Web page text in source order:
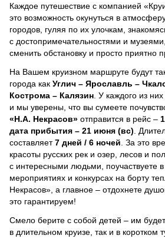
Каждое путешествие с компанией
это возможность окунуться в
городов, гуляя по их улочкам,
с достопримечательностями и
сменить обстановку и просто приятно
На Вашем круизном маршруте будут
города как Углич – Ярославль –
Кострома – Калязин . У каждого из
и мы уверены, что вы сумеете
«Н.А. Некрасов» отправится в рейс –
дата прибытия – 21 июня (вс) .
составляет7 дней / 6 ночей За это
красоты русских рек и озер, лесов и
с интересными людьми, поучаствуете
мероприятиях и конкурсах на борту
Некрасов», а главное – отдохнете
это гарантируем!
Смело берите с собой детей – им
в длительном круизе, так и в коротком